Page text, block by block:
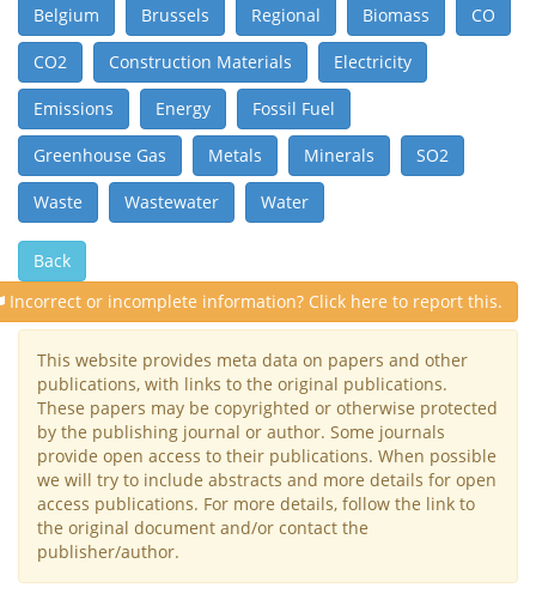
Belgium Brussels Regional Biomass CO
CO2 Construction Materials Electricity
Emissions Energy Fossil Fuel
Greenhouse Gas Metals Minerals SO2
Waste Wastewater Water
Back
Incorrect or incomplete information? Click here to report this.
This website provides meta data on papers and other
publications, with links to the original publications.
These papers may be copyrighted or otherwise protected
by the publishing journal or author. Some journals
provide open access to their publications. When possible
we will try to include abstracts and more details for open
access publications. For more details, follow the link to
the original document and/or contact the
publisher/author.